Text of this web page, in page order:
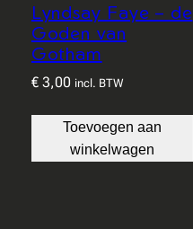
Lyndsay Faye – de
Goden van
Gotham
€3,00 incl. BTW
Toevoegen aan
winkelwagen